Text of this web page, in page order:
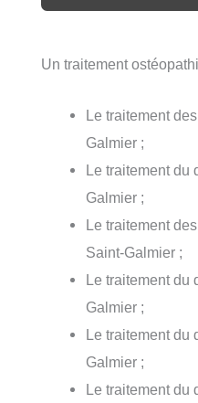
Un traitement
Le traitement
Galmier ;
Le traitement du
Galmier ;
Le traitement
Saint-Galmier ;
Le traitement du
Galmier ;
Le traitement du
Galmier ;
Le traitement du